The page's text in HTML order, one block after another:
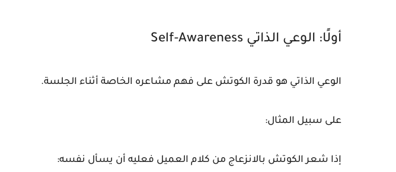
أولًا: الوعي الذاتي Self-Awareness
الوعي الذاتي هو قدرة الكوتش على فهم مشاعره الخاصة أثناء الجلسة.
على سبيل المثال:
إذا شعر الكوتش بالانزعاج من كلام العميل فعليه أن يسأل نفسه: